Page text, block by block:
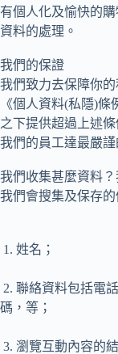
有個人化及愉快的
資料的處理。
我們的保證
我們致力去保障你
《個人資料(私隱)
之下提供超過上述
我們的員工達最嚴
我們收集甚麼資料
我們會搜集及保存
1. 姓名；
2. 聯絡資料包括電
碼，等；
3. 瀏覽互動內容的